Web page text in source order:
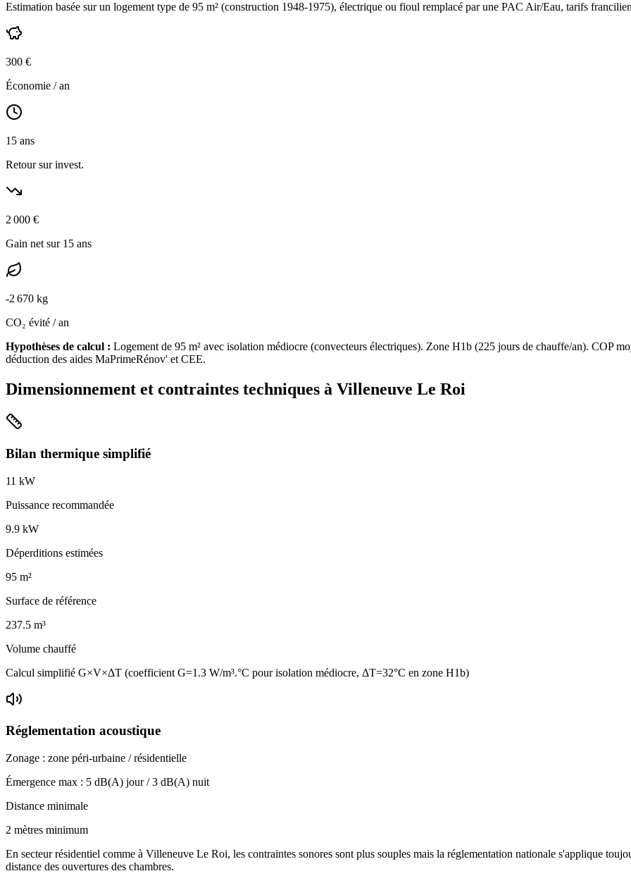
Estimation basée sur un logement type de 95 m² (construction 1948-1975), électrique ou fioul remplacé par une PAC Air/Eau, tarifs
300 €
Économie / an
15 ans
Retour sur invest.
2 000 €
Gain net sur 15 ans
-2 670 kg
CO₂ évité / an
Hypothèses de calcul : Logement de 95 m² avec isolation médiocre (convecteurs électriques). Zone H1b (225 jours de chauffe/an). COP
déduction des aides MaPrimeRénov' et CEE.
Dimensionnement et contraintes techniques à Villeneuve Le Roi
Bilan thermique simplifié
11 kW
Puissance recommandée
9.9 kW
Déperditions estimées
95 m²
Surface de référence
237.5 m³
Volume chauffé
Calcul simplifié G×V×ΔT (coefficient G=1.3 W/m³.°C pour isolation médiocre, ΔT=32°C en zone H1b)
Réglementation acoustique
Zonage : zone péri-urbaine / résidentielle
Émergence max : 5 dB(A) jour /3 dB(A) nuit
Distance minimale
2 mètres minimum
En secteur résidentiel comme à Villeneuve Le Roi, les contraintes sonores sont plus souples mais la réglementation nationale s'applique
distance des ouvertures des chambres.